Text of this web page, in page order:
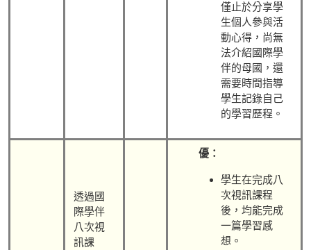
僅止於分享學
生個人參與活
動心得，尚無
法介紹國際學
伴的母國，還
需要時間指導
學生記錄自己
的學習歷程。
透過國
際學伴
八次視
訊課
優：
學生在完成八
次視訊課程
後，均能完成
一篇學習感
想。